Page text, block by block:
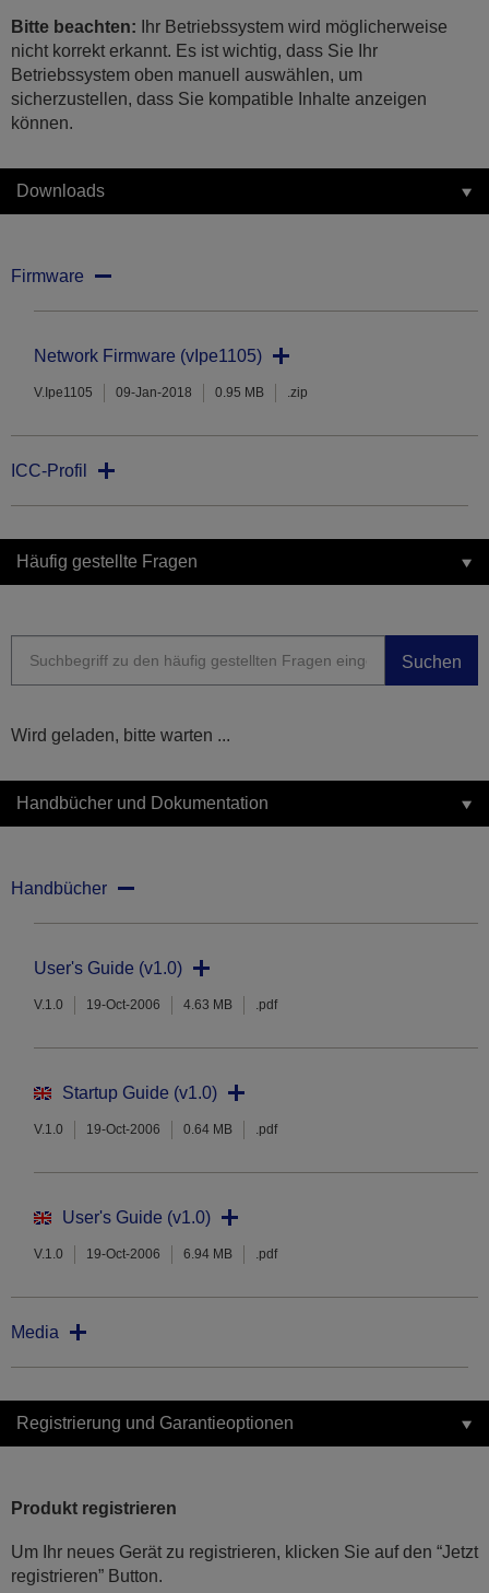
Bitte beachten: Ihr Betriebssystem wird möglicherweise
nicht korrekt erkannt. Es ist wichtig, dass Sie Ihr
Betriebssystem oben manuell auswählen, um
sicherzustellen, dass Sie kompatible Inhalte anzeigen
können.
Downloads
Firmware
Network Firmware (vIpe1105)
V.Ipe1105 09-Jan-2018 0.95 MB .zip
ICC-Profil
Häufig gestellte Fragen
Suchen
Wird geladen, bitte warten ...
Handbücher und Dokumentation
Handbücher
User's Guide (v1.0)
V.1.0 19-Oct-2006 4.63 MB .pdf
Startup Guide (v1.0)
V.1.0 19-Oct-2006 0.64 MB .pdf
User's Guide (v1.0)
V.1.0 19-Oct-2006 6.94 MB .pdf
Media
Registrierung und Garantieoptionen
Produkt registrieren
Um Ihr neues Gerät zu registrieren, klicken Sie auf den “Jetzt
registrieren” Button.